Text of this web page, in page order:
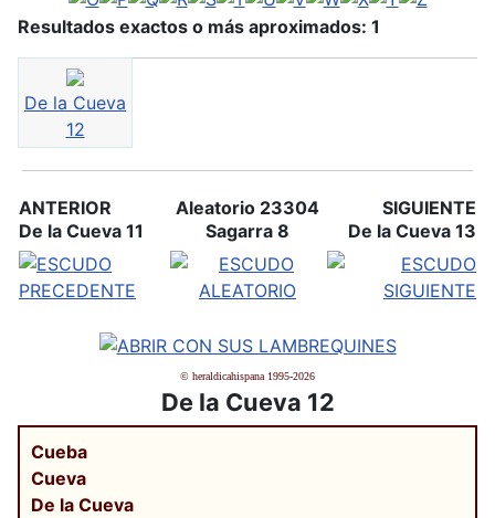
Resultados exactos o más aproximados: 1
De la Cueva
12
ANTERIOR
De la Cueva 11
Aleatorio 23304
Sagarra 8
SIGUIENTE
De la Cueva 13
© heraldicahispana 1995-2026
De la Cueva 12
Cueba
Cueva
De la Cueva